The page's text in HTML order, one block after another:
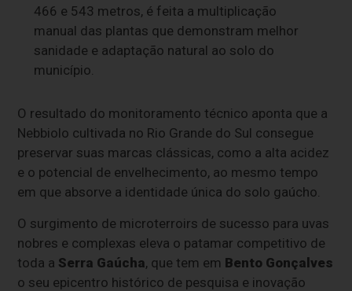
466 e 543 metros, é feita a multiplicação
manual das plantas que demonstram melhor
sanidade e adaptação natural ao solo do
município.
O resultado do monitoramento técnico aponta que a
Nebbiolo cultivada no Rio Grande do Sul consegue
preservar suas marcas clássicas, como a alta acidez
e o potencial de envelhecimento, ao mesmo tempo
em que absorve a identidade única do solo gaúcho.
O surgimento de microterroirs de sucesso para uvas
nobres e complexas eleva o patamar competitivo de
toda a Serra Gaúcha, que tem em Bento Gonçalves
o seu epicentro histórico de pesquisa e inovação